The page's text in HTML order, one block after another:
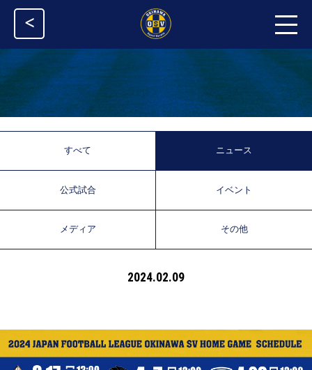
<
すべて ニュース
公式試合 イベント
メディア その他
2024.02.09